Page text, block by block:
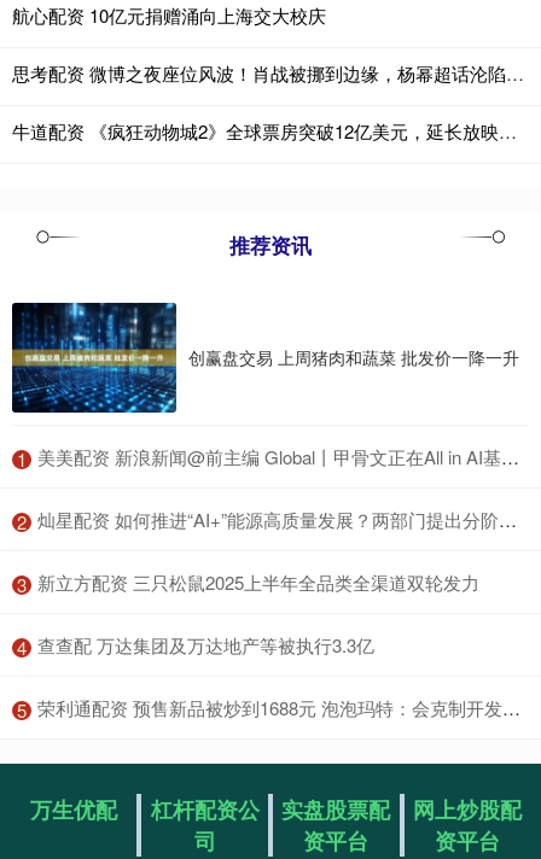
航心配资 10亿元捐赠涌向上海交大校庆
思考配资 微博之夜座位风波！肖战被挪到边缘，杨幂超话沦陷好精彩
牛道配资 《疯狂动物城2》全球票房突破12亿美元，延长放映至2026年1月25日
推荐资讯
创赢盘交易 上周猪肉和蔬菜 批发价一降一升
1 ​美美配资 新浪新闻@前主编 Global丨甲骨文正在All in AI基础设施
2 ​灿星配资 如何推进“AI+”能源高质量发展？两部门提出分阶段目标
3 ​新立方配资 三只松鼠2025上半年全品类全渠道双轮发力
4 ​查查配 万达集团及万达地产等被执行3.3亿
5 ​荣利通配资 预售新品被炒到1688元 泡泡玛特：会克制开发LABUBU
万生优配
杠杆配资公
司
实盘股票配
资平台
网上炒股配
资平台